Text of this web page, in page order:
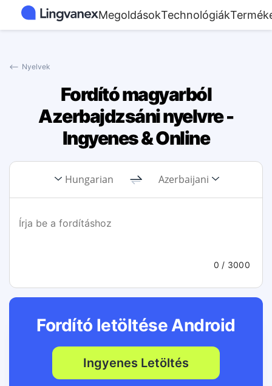
MegoldásokTechnológiák
⟵ Nyelvek
Fordító magyarból
Azerbajdzsáni nyelvre -
Ingyenes & Online
Hungarian Azerbaijani
0 / 3000
Fordító letöltéseAndroid
Ingyenes Letöltés